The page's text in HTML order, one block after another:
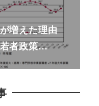
増えた理由
者政策…